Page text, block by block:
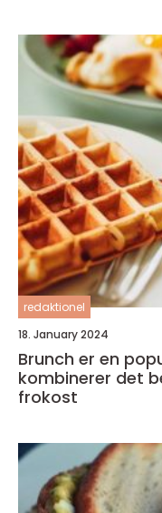
redaktionel
18. January 2024
Brunch er en
kombinerer det
frokost